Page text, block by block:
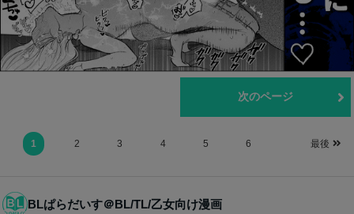
次のページ
1 2 3 4 5 6 最後
BLぱらだいす＠BL/TL/乙女向け漫画